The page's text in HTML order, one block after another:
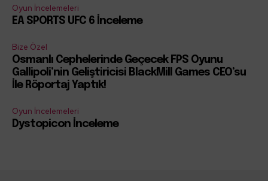
Oyun İncelemeleri
EA SPORTS UFC 6 İnceleme
Bize Özel
Osmanlı Cephelerinde Geçecek FPS Oyunu
Gallipoli’nin Geliştiricisi BlackMill Games CEO’su
İle Röportaj Yaptık!
Oyun İncelemeleri
Dystopicon İnceleme